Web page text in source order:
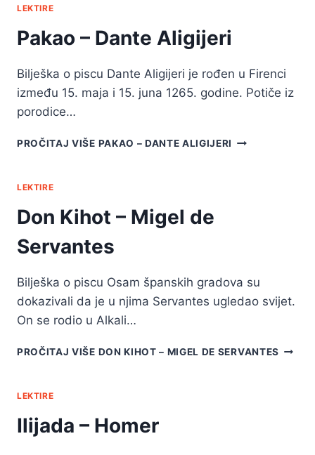
LEKTIRE
Pakao – Dante Aligijeri
Bilješka o piscu Dante Aligijeri je rođen u Firenci
između 15. maja i 15. juna 1265. godine. Potiče iz
porodice…
PROČITAJ VIŠE PAKAO – DANTE ALIGIJERI
LEKTIRE
Don Kihot – Migel de
Servantes
Bilješka o piscu Osam španskih gradova su
dokazivali da je u njima Servantes ugledao svijet.
On se rodio u Alkali…
PROČITAJ VIŠE DON KIHOT – MIGEL DE SERVANTES
LEKTIRE
Ilijada – Homer